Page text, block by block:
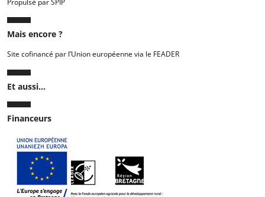
Propulsé par SPIP
Mais encore ?
Site cofinancé par l’Union européenne via le FEADER
Et aussi...
Financeurs